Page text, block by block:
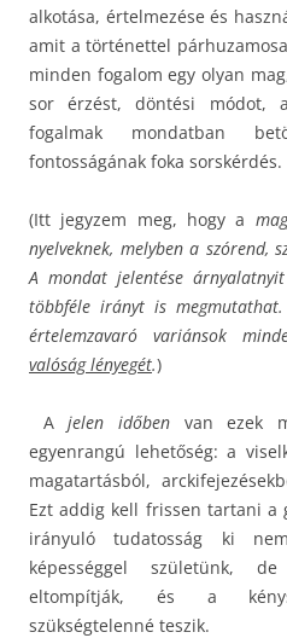
alkotása, értelmezése és
amit a történettel
minden fogalom egy olyan
sor érzést, döntési módot,
fogalmak mondatban
fontosságának foka sorskérdés.
(Itt jegyzem meg, hogy a
nyelveknek, melyben a szórend,
A mondat jelentése
többféle irányt is
értelemzavaró variánsok
valóság lényegét.)
Ajelen időben van ezek
egyenrangú lehetőség: a
magatartásból,
Ezt addig kell frissen tartani a
irányuló tudatosság ki
képességgel születünk,
eltompítják, és a
szükségtelenné teszik.